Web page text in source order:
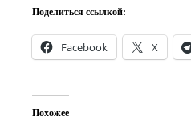
Поделиться ссылкой:
Facebook X
Похожее